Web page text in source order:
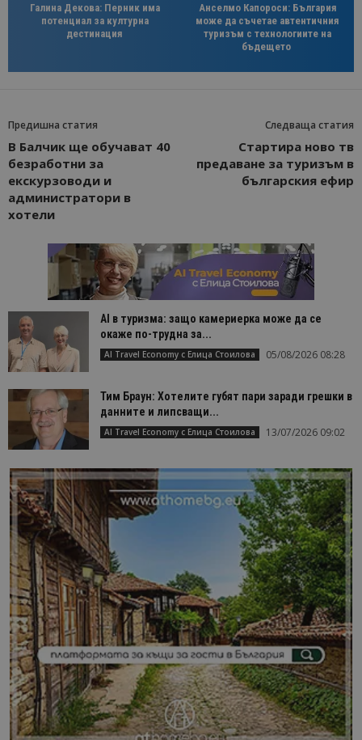
Галина Декова: Перник има
потенциал за културна
дестинация
Анселмо Капороси: България
може да съчетае автентичния
туризъм с технологиите на
бъдещето
Предишна статия
В Балчик ще обучават 40
безработни за
екскурзоводи и
администратори в
хотели
Следваща статия
Стартира ново тв
предаване за туризъм в
българския ефир
AI в туризма: защо камериерка може да се
окаже по-трудна за...
AI Travel Economy с Елица Стоилова 05/08/2026 08:28
Тим Браун: Хотелите губят пари заради грешки в
данните и липсващи...
AI Travel Economy с Елица Стоилова 13/07/2026 09:02